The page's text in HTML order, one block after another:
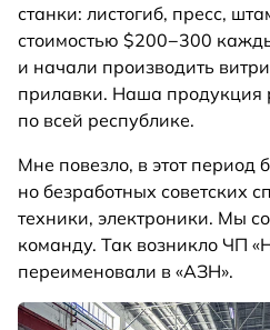
станки: листогиб, пресс,
стоимостью $200−300
и начали производить
прилавки. Наша продукция
по всей республике.
Мне повезло, в этот период
но безработных советских
техники, электроники. Мы
команду. Так возникло ЧП
переименовали в «АЗН».